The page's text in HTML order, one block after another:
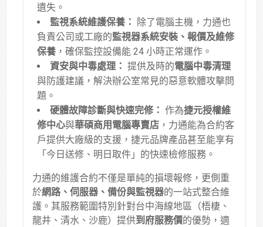
遺失 。
監視系統維護保養：
除了電腦主機，力通也
負責公司或工廠的監視器系統安裝、報價及維修
保養 ，確保監控設備能 24 小時正常運作 。
資安與中毒處理： 提供及時的電腦中毒清理
與防護建議，解決辦公室常見的惡意軟體攻擊問
題 。
硬體故障診斷與快速完修： 作為捷元授權維
修中心與華碩商用電腦專賣店 ，力通能為合約客
戶提供大廠級的支援，捷元品牌產品甚至能享有
「今日送修、明日取件」的快速檢修服務 。
力通的維護合約不僅是單純的損壞報修，更側重
於網路、伺服器、備份與監視器的一站式整合維
護 。其服務範圍特別針對台中海線地區（梧棲、
龍井、清水、沙鹿）提供到府服務價的優勢，適